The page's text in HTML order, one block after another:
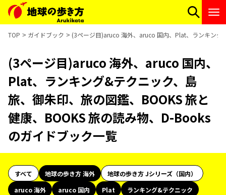
TOP ガイドブック (3ページ目)aruco 海外、aruco 国内、Plat、ランキング
(3ページ目)aruco 海外、aruco 国内、
Plat、ランキング&テクニック、島
旅、御朱印、旅の図鑑、BOOKS 旅と
健康、BOOKS 旅の読み物、D-Books
のガイドブック一覧
すべて 地球の歩き方 海外
地球の歩き方 Jシリーズ（国内）
aruco 海外
aruco 国内 Plat
ランキング&テクニック